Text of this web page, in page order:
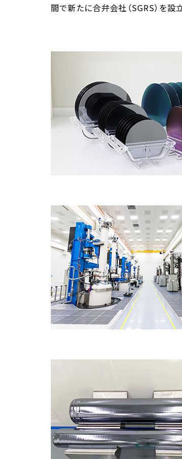
間で新たに合弁会社（SGRS）を設